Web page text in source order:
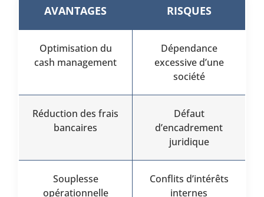
AVANTAGES RISQUES
Optimisation du
cash management
Dépendance
excessive d’une
société
Réduction des frais
bancaires
Défaut
d’encadrement
juridique
Souplesse
opérationnelle
Conflits d’intérêts
internes